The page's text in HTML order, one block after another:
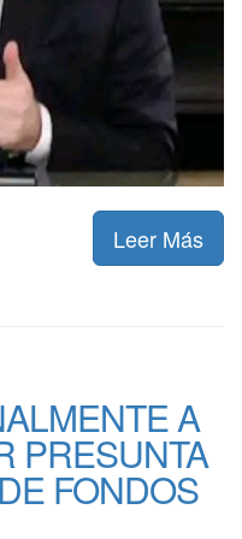
Leer Más
A
PRESUNTA
FONDOS